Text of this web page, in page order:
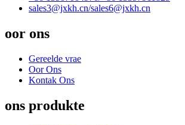
sales3@jxkh.cn/sales6@jxkh.cn
oor ons
Gereelde vrae
Oor Ons
Kontak Ons
ons produkte